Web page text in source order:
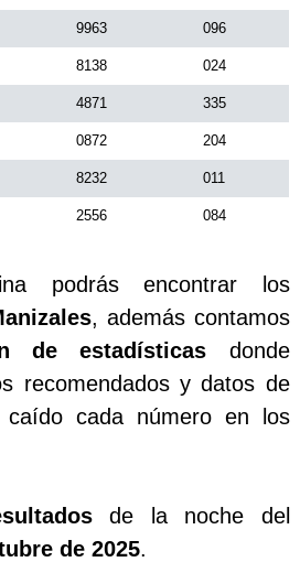
9963 096
8138 024
4871 335
0872 204
8232 011
2556 084
podrás encontrar los
, además contamos
de estadísticas donde
recomendados y datos de
caído cada número en los
de la noche del
de 2025.